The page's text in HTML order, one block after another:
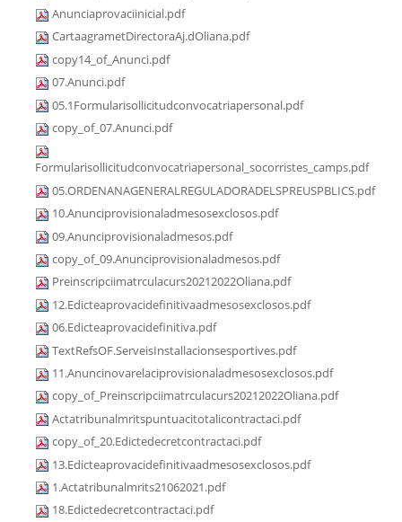
Anunciaprovaciinicial.pdf
CartaagrametDirectoraAj.dOliana.pdf
copy14_of_Anunci.pdf
07.Anunci.pdf
05.1Formularisollicitudconvocatriapersonal.pdf
copy_of_07.Anunci.pdf
Formularisollicitudconvocatriapersonal_socorristes_camps.pdf
05.ORDENANAGENERALREGULADORADELSPREUSPBLICS.pdf
10.Anunciprovisionaladmesosexclosos.pdf
09.Anunciprovisionaladmesos.pdf
copy_of_09.Anunciprovisionaladmesos.pdf
Preinscripciimatrculacurs20212022Oliana.pdf
12.Edicteaprovacidefinitivaadmesosexclosos.pdf
06.Edicteaprovacidefinitiva.pdf
TextRefsOF.ServeisInstallacionsesportives.pdf
11.Anuncinovarelaciprovisionaladmesosexclosos.pdf
copy_of_Preinscripciimatrculacurs20212022Oliana.pdf
Actatribunalmritspuntuacitotalicontractaci.pdf
copy_of_20.Edictedecretcontractaci.pdf
13.Edicteaprovacidefinitivaadmesosexclosos.pdf
1.Actatribunalmrits21062021.pdf
18.Edictedecretcontractaci.pdf